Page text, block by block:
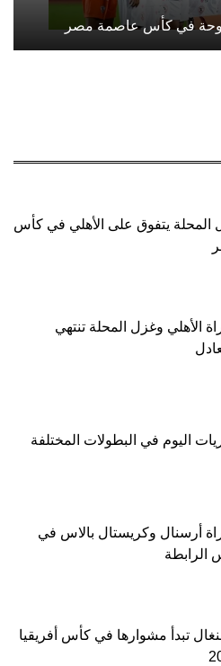
في كأس عاصمة مصر
المحلة يتفوق على الأهلي في كأس
الأهلي وغزل المحلة تنتهي
اليوم في البطولات المختلفة
أرسنال وكريستال بالاس في
الرابطة
تبدأ مشوارها في كأس أفريقيا